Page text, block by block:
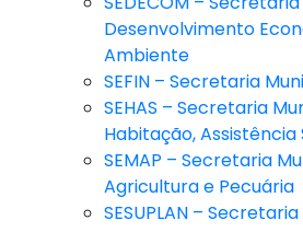
Desenvolvimento
Ambiente
SEFIN – Secretaria
SEHAS – Secretaria
Habitação, Assistência
SEMAP – Secretaria
Agricultura e Pecuária
SESUPLAN –